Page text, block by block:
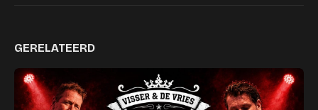
GERELATEERD